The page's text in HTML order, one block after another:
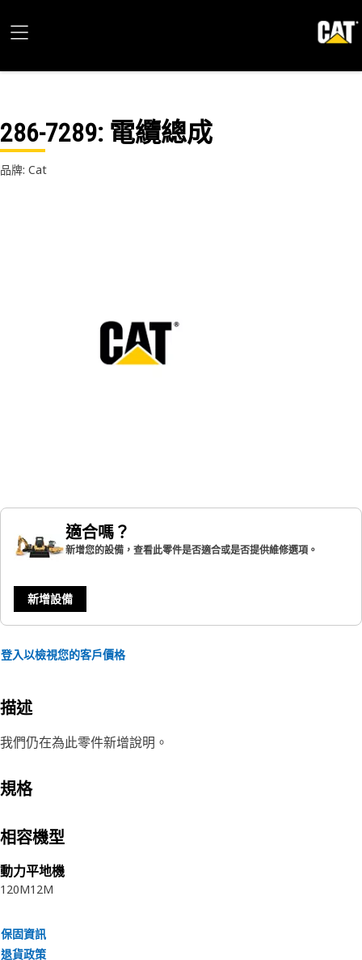
286-7289: 電纜總成
品牌: Cat
適合嗎？
新增您的設備，查看此零件是否適合或是否提供維修選項。
新增設備
登入以檢視您的客戶價格
描述
我們仍在為此零件新增說明。
規格
相容機型
動力平地機
120M12M
保固資訊
退貨政策